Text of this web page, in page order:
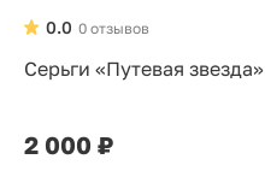
0 отзывов
0.0
Серьги «Путевая звезда»
2 000 ₽